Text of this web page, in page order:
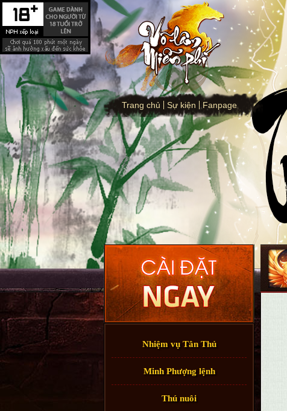
Trang chủ Sự kiện Fanpage
Nhiệm vụ Tân Thủ
Minh Phượng lệnh
Thú nuôi